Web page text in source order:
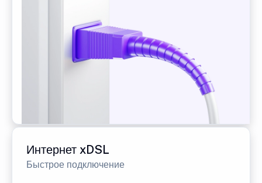
Интернет xDSL
Быстрое подключение